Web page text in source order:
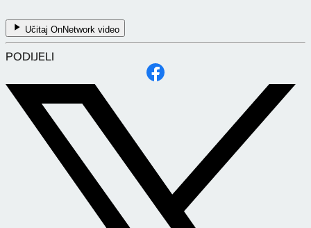
Učitaj OnNetwork video
PODIJELI